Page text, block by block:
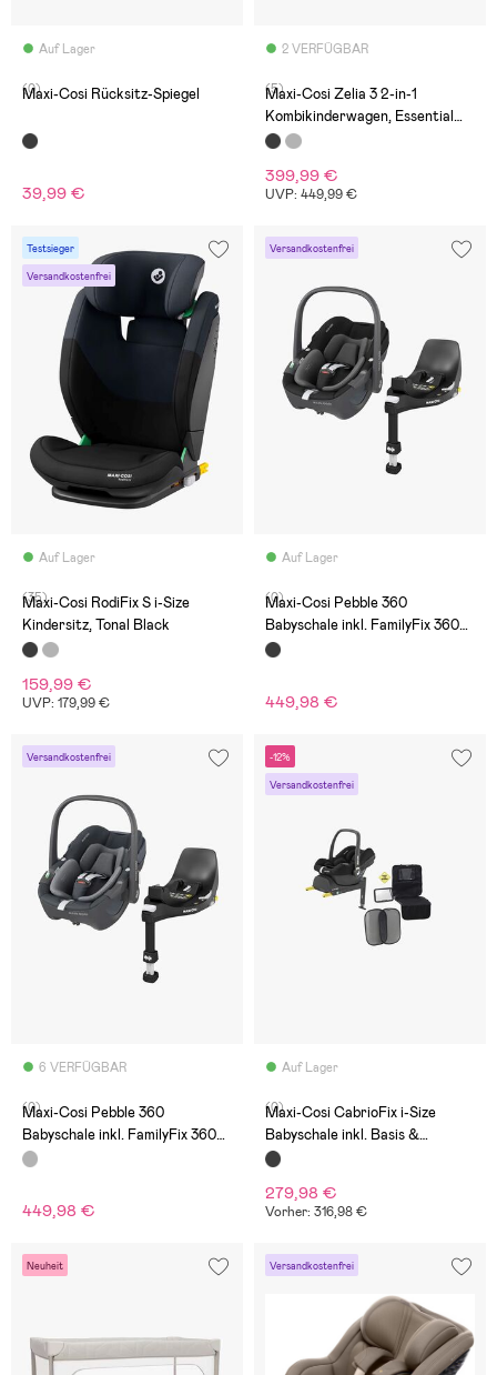
Auf Lager
(0)
Maxi-Cosi Rücksitz-Spiegel
39,99 €
2 VERFÜGBAR
(5)
Maxi-Cosi Zelia 3 2-in-1
Kombikinderwagen, Essential
Black
399,99 €
UVP: 449,99 €
Testsieger
Versandkostenfrei
Auf Lager
(35)
Maxi-Cosi RodiFix S i-Size
Kindersitz, Tonal Black
159,99 €
UVP: 179,99 €
Versandkostenfrei
Auf Lager
(0)
Maxi-Cosi Pebble 360
Babyschale inkl. FamilyFix 360
Basis, Essential Black
449,98 €
Versandkostenfrei
6 VERFÜGBAR
(0)
Maxi-Cosi Pebble 360
Babyschale inkl. FamilyFix 360
Basis, Essential Graphite
449,98 €
-12%
Versandkostenfrei
Auf Lager
(0)
Maxi-Cosi CabrioFix i-Size
Babyschale inkl. Basis &
Zubehör, Black
279,98 €
Vorher: 316,98 €
Neuheit Versandkostenfrei